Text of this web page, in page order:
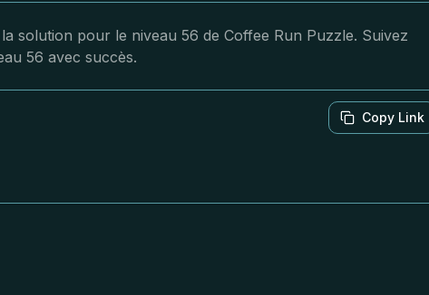
solution pour le niveau 56 de Coffee Run Puzzle. Suivez
56 avec succès.
Copy Link